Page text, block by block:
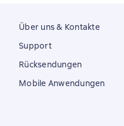
Über uns & Kontakte
Support
Rücksendungen
Mobile Anwendungen